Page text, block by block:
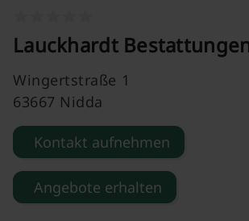
Lauckhardt
Wingertstraße 1
63667 Nidda
Kontakt aufnehmen
Angebote erhalten